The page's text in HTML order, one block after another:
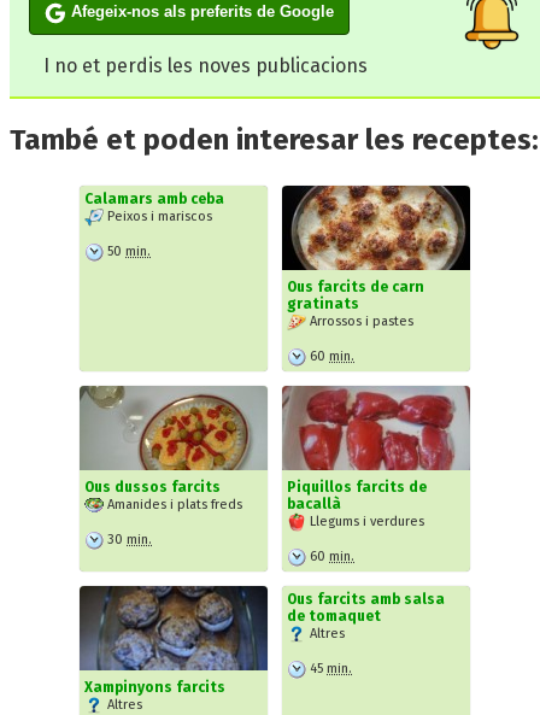
Afegeix-nos als preferits de Google
I no et perdis les noves publicacions
També et poden interesar les receptes:
Calamars amb ceba
Peixos i mariscos
50 min.
Ous farcits de carn
gratinats
Arrossos i pastes
60 min.
Ous dussos farcits
Amanides i plats freds
30 min.
Piquillos farcits de
bacallà
Llegums i verdures
60 min.
Xampinyons farcits
Altres
Ous farcits amb salsa
de tomaquet
Altres
45 min.